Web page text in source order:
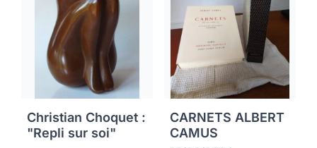
Christian Choquet :
"Repli sur soi"
CARNETS ALBERT
CAMUS